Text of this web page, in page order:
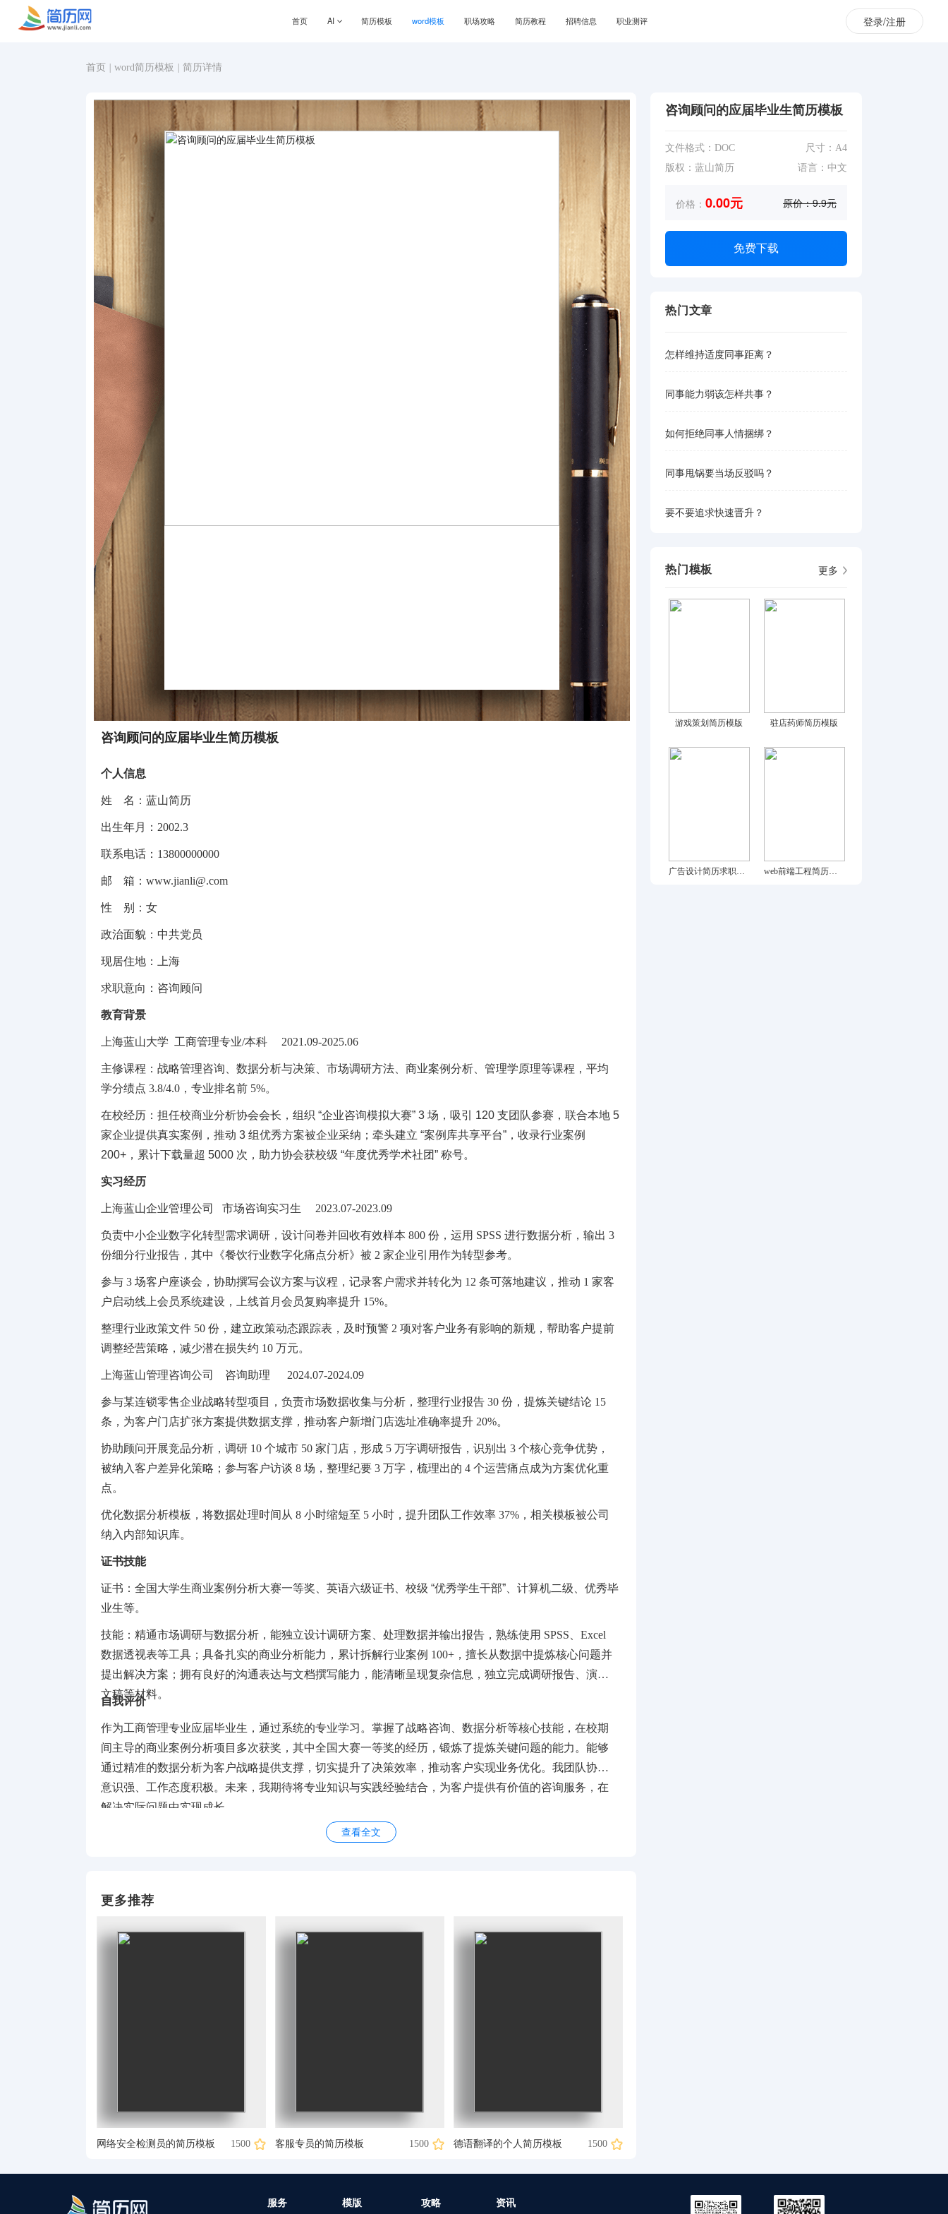
首页 AI 简历模板 word模板 职场攻略 简历教程 招聘信息 职业测评 登录/注册
首页 word简历模板 简历详情
咨询顾问的应届毕业生简历模板
个人信息
姓 名：蓝山简历
出生年月： 2002.3
联系电话： 13800000000
邮 箱： www.jianli@.com
性 别：女
政治面貌：中共党员
现居住地：上海
求职意向：咨询顾问
教育背景
上海蓝山大学 工商管理专业/本科 2021.09-2025.06
主修课程：战略管理咨询、数据分析与决策、市场调研方法、商业案例分析、管理学原理等课程，平均
学分绩点 3.8/4.0，专业排名前 5%。
在校经历：担任校商业分析协会会长，组织 “企业咨询模拟大赛” 3 场，吸引 120 支团队参赛，联合本地 5
家企业提供真实案例，推动 3 组优秀方案被企业采纳；牵头建立 “案例库共享平台”，收录行业案例
200+，累计下载量超 5000 次，助力协会获校级 “年度优秀学术社团” 称号。
实习经历
上海蓝山企业管理公司 市场咨询实习生 2023.07-2023.09
负责中小企业数字化转型需求调研，设计问卷并回收有效样本 800 份，运用 SPSS 进行数据分析，输出 3
份细分行业报告，其中《餐饮行业数字化痛点分析》被 2 家企业引用作为转型参考。
参与 3 场客户座谈会，协助撰写会议方案与议程，记录客户需求并转化为 12 条可落地建议，推动 1 家客
户启动线上会员系统建设，上线首月会员复购率提升 15%。
整理行业政策文件 50 份，建立政策动态跟踪表，及时预警 2 项对客户业务有影响的新规，帮助客户提前
调整经营策略，减少潜在损失约 10 万元。
上海蓝山管理咨询公司 咨询助理 2024.07-2024.09
参与某连锁零售企业战略转型项目，负责市场数据收集与分析，整理行业报告 30 份，提炼关键结论 15
条，为客户门店扩张方案提供数据支撑，推动客户新增门店选址准确率提升 20%。
协助顾问开展竞品分析，调研 10 个城市 50 家门店，形成 5 万字调研报告，识别出 3 个核心竞争优势，
被纳入客户差异化策略；参与客户访谈 8 场，整理纪要 3 万字，梳理出的 4 个运营痛点成为方案优化重
点。
优化数据分析模板，将数据处理时间从 8 小时缩短至 5 小时，提升团队工作效率 37%，相关模板被公司
纳入内部知识库。
证书技能
证书：全国大学生商业案例分析大赛一等奖、英语六级证书、校级 “优秀学生干部”、计算机二级、优秀毕
业生等。
技能：精通市场调研与数据分析，能独立设计调研方案、处理数据并输出报告，熟练使用 SPSS、Excel
数据透视表等工具；具备扎实的商业分析能力，累计拆解行业案例 100+，擅长从数据中提炼核心问题并
提出解决方案；拥有良好的沟通表达与文档撰写能力，能清晰呈现复杂信息，独立完成调研报告、演示
文稿等材料。
自我评价
作为工商管理专业应届毕业生，通过系统的专业学习。掌握了战略咨询、数据分析等核心技能，在校期
间主导的商业案例分析项目多次获奖，其中全国大赛一等奖的经历，锻炼了提炼关键问题的能力。能够
通过精准的数据分析为客户战略提供支撑，切实提升了决策效率，推动客户实现业务优化。我团队协作
意识强、工作态度积极。未来，我期待将专业知识与实践经验结合，为客户提供有价值的咨询服务，在
解决实际问题中实现成长。
查看全文
咨询顾问的应届毕业生简历模板
文件格式：DOC
尺寸：A4
版权：蓝山简历
语言：中文
价格： 0.00元 原价：9.9元
免费下载
热门文章
怎样维持适度同事距离？
同事能力弱该怎样共事？
如何拒绝同事人情捆绑？
同事甩锅要当场反驳吗？
要不要追求快速晋升？
热门模板 更多
游戏策划简历模版 驻店药师简历模版
广告设计简历求职模版 web前端工程简历模版
更多推荐
网络安全检测员的简历模板 1500 客服专员的简历模板 1500 德语翻译的个人简历模板 1500
服务 模版 攻略 资讯